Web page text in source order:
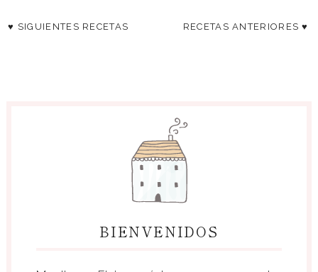
♥ SIGUIENTES RECETAS RECETAS ANTERIORES ♥
BIENVENIDOS